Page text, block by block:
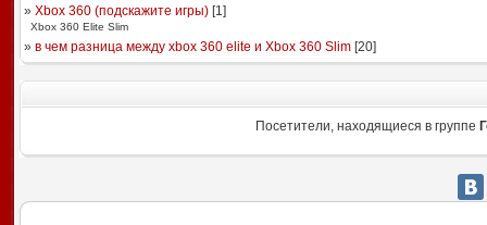
» Xbox 360 (подскажите игры)[1]
Xbox 360 Elite Slim
» в чем разница между xbox 360 elite и Xbox 360 Slim[20]
Посетители, находящиеся в группе